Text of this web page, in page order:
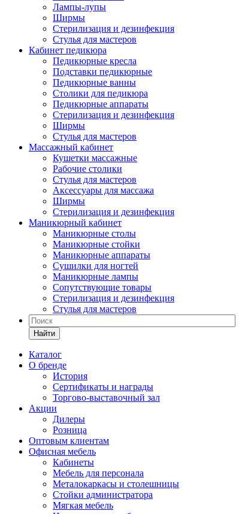
Лампы-лупы
Ширмы
Стерилизация и дезинфекция
Стулья для мастеров
Кабинет педикюра
Педикюрные кресла
Подставки педикюрные
Педикюрные ванны
Столики для педикюра
Педикюрные аппараты
Стерилизация и дезинфекция
Ширмы
Стулья для мастеров
Массажный кабинет
Кушетки массажные
Рабочие столики
Стулья для мастеров
Аксессуары для массажа
Ширмы
Стерилизация и дезинфекция
Маникюрный кабинет
Маникюрные столы
Маникюрные стойки
Маникюрные аппараты
Сушилки для ногтей
Маникюрные лампы
Сопутствующие товары
Стерилизация и дезинфекция
Стулья для мастеров
Найти
Каталог
О бренде
История
Сертификаты и награды
Торгово-выставочный зал
Акции
Дилеры
Розница
Оптовым клиентам
Офисная мебель
Кабинеты
Мебель для персонала
Металокаркасы и столешницы
Стойки администратора
Мягкая мебель